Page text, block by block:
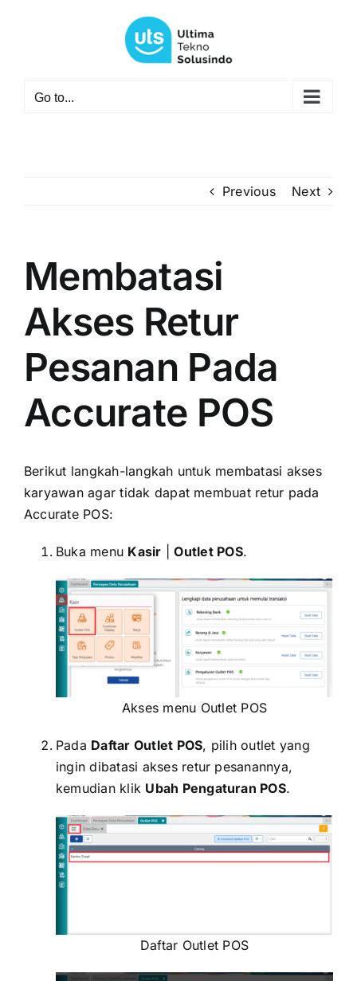
Go to...
Previous Next
Membatasi
Akses Retur
Pesanan Pada
Accurate POS
Berikut langkah-langkah untuk membatasi akses
karyawan agar tidak dapat membuat retur pada
Accurate POS:
Buka menu Kasir |Outlet POS.
Akses menu Outlet POS
Pada Daftar Outlet POS, pilih outlet yang
ingin dibatasi akses retur pesanannya,
kemudian klik Ubah Pengaturan POS.
Daftar Outlet POS